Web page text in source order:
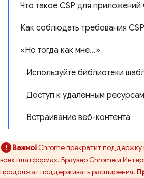
Что такое CSP для приложений
Как соблюдать требования CSP
«Но тогда как мне…»
Используйте библиотеки
Доступ к удаленным ресурсам
Встраивание веб-контента
Важно!Chrome прекратит
всех платформах. Браузер Chrome и
продолжат поддерживать расширения.